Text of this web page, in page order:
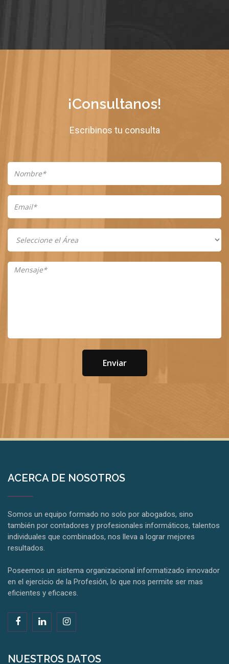
¡Consultanos!
Escribinos tu consulta
ACERCA DE NOSOTROS
Somos un equipo formado no solo por abogados, sino
también por contadores y profesionales informáticos, talentos
individuales que combinados, nos lleva a lograr mejores
resultados.
Poseemos un sistema organizacional informatizado innovador
en el ejercicio de la Profesión, lo que nos permite ser mas
eficientes y eficaces.
NUESTROS DATOS